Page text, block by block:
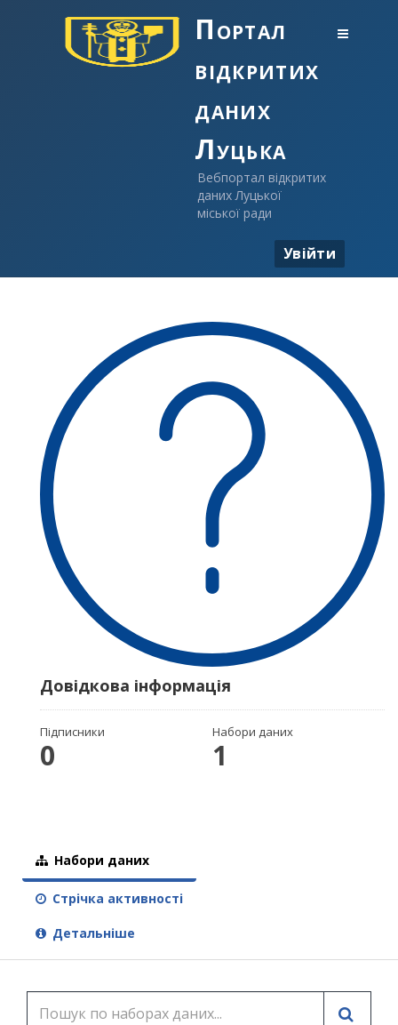
Портал
відкритих
даних
Луцька
Вебпортал відкритих
даних Луцької
міської ради
Увійти
Довідкова інформація
Підписники
0
Набори даних
1
Набори даних
Стрічка активності
Детальніше